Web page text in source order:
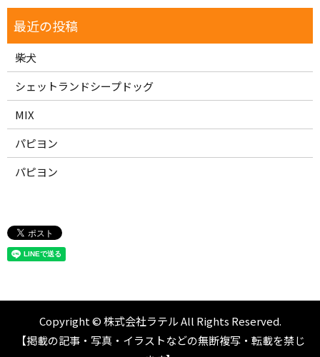
柴犬
シェットランドシープドッグ
MIX
パピヨン
パピヨン
Copyright © 株式会社ラテル All Rights Reserved.
【掲載の記事・写真・イラストなどの無断複写・転載を禁じ